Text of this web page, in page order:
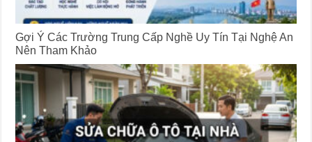
Gợi Ý Các Trường Trung Cấp Nghề Uy Tín Tại Nghệ An
Nên Tham Khảo